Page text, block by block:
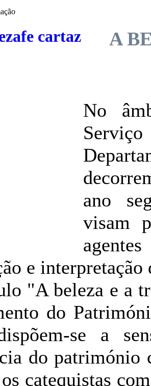
A
No
ano
visam
e
"A beleza e a
do
se a
do património
catequistas